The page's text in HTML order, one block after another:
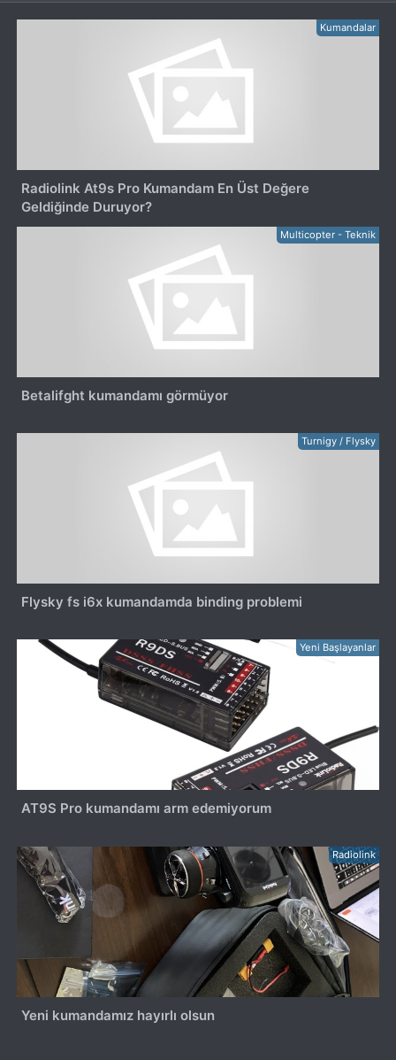
Kumandalar
Radiolink At9s Pro Kumandam En Üst Değere
Geldiğinde Duruyor?
Multicopter - Teknik
Betalifght kumandamı görmüyor
Turnigy / Flysky
Flysky fs i6x kumandamda binding problemi
Yeni Başlayanlar
AT9S Pro kumandamı arm edemiyorum
Radiolink
Yeni kumandamız hayırlı olsun